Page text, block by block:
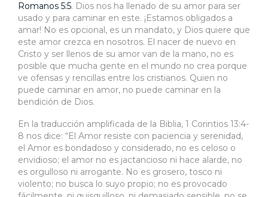
Romanos 5:5. Dios nos ha llenado de su amor para ser
usado y para caminar en este. ¡Estamos obligados a
amar! No es opcional, es un mandato, y Dios quiere que
este amor crezca en nosotros. El nacer de nuevo en
Cristo y ser llenos de su amor van de la mano, no es
posible que mucha gente en el mundo no crea porque
ve ofensas y rencillas entre los cristianos. Quien no
puede caminar en amor, no puede caminar en la
bendición de Dios.
En la traducción amplificada de la Biblia, 1 Corintios 13:4-
8 nos dice: “El Amor resiste con paciencia y serenidad,
el Amor es bondadoso y considerado, no es celoso o
envidioso; el amor no es jactancioso ni hace alarde, no
es orgulloso ni arrogante. No es grosero, tosco ni
violento; no busca lo suyo propio; no es provocado